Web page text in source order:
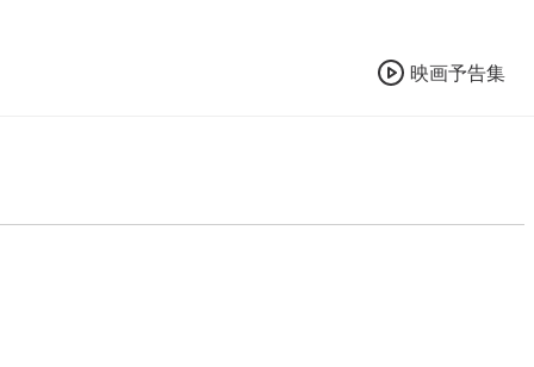
映画予告集